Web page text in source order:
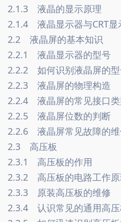
2.1.3　液晶的显示原理
2.1.4　液晶显示器与CRT
2.2　液晶屏的基本知识
2.2.1　液晶显示器的型号
2.2.2　如何识别液晶屏的
2.2.3　液晶屏的物理构造
2.2.4　液晶屏的常见接口
2.2.5　液晶屏位数的判断
2.2.6　液晶屏常见故障的
2.3　高压板
2.3.1　高压板的作用
2.3.2　高压板的电路工作
2.3.3　原装高压板的维修
2.3.4　认识常见的通用高